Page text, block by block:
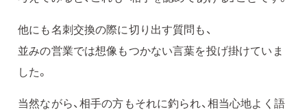
他にも名刺交換の際に切り出す質問も、
並みの営業では想像もつかない言葉を投げ掛けていま
した。
当然ながら、相手の方もそれに釣られ、相当心地よく語